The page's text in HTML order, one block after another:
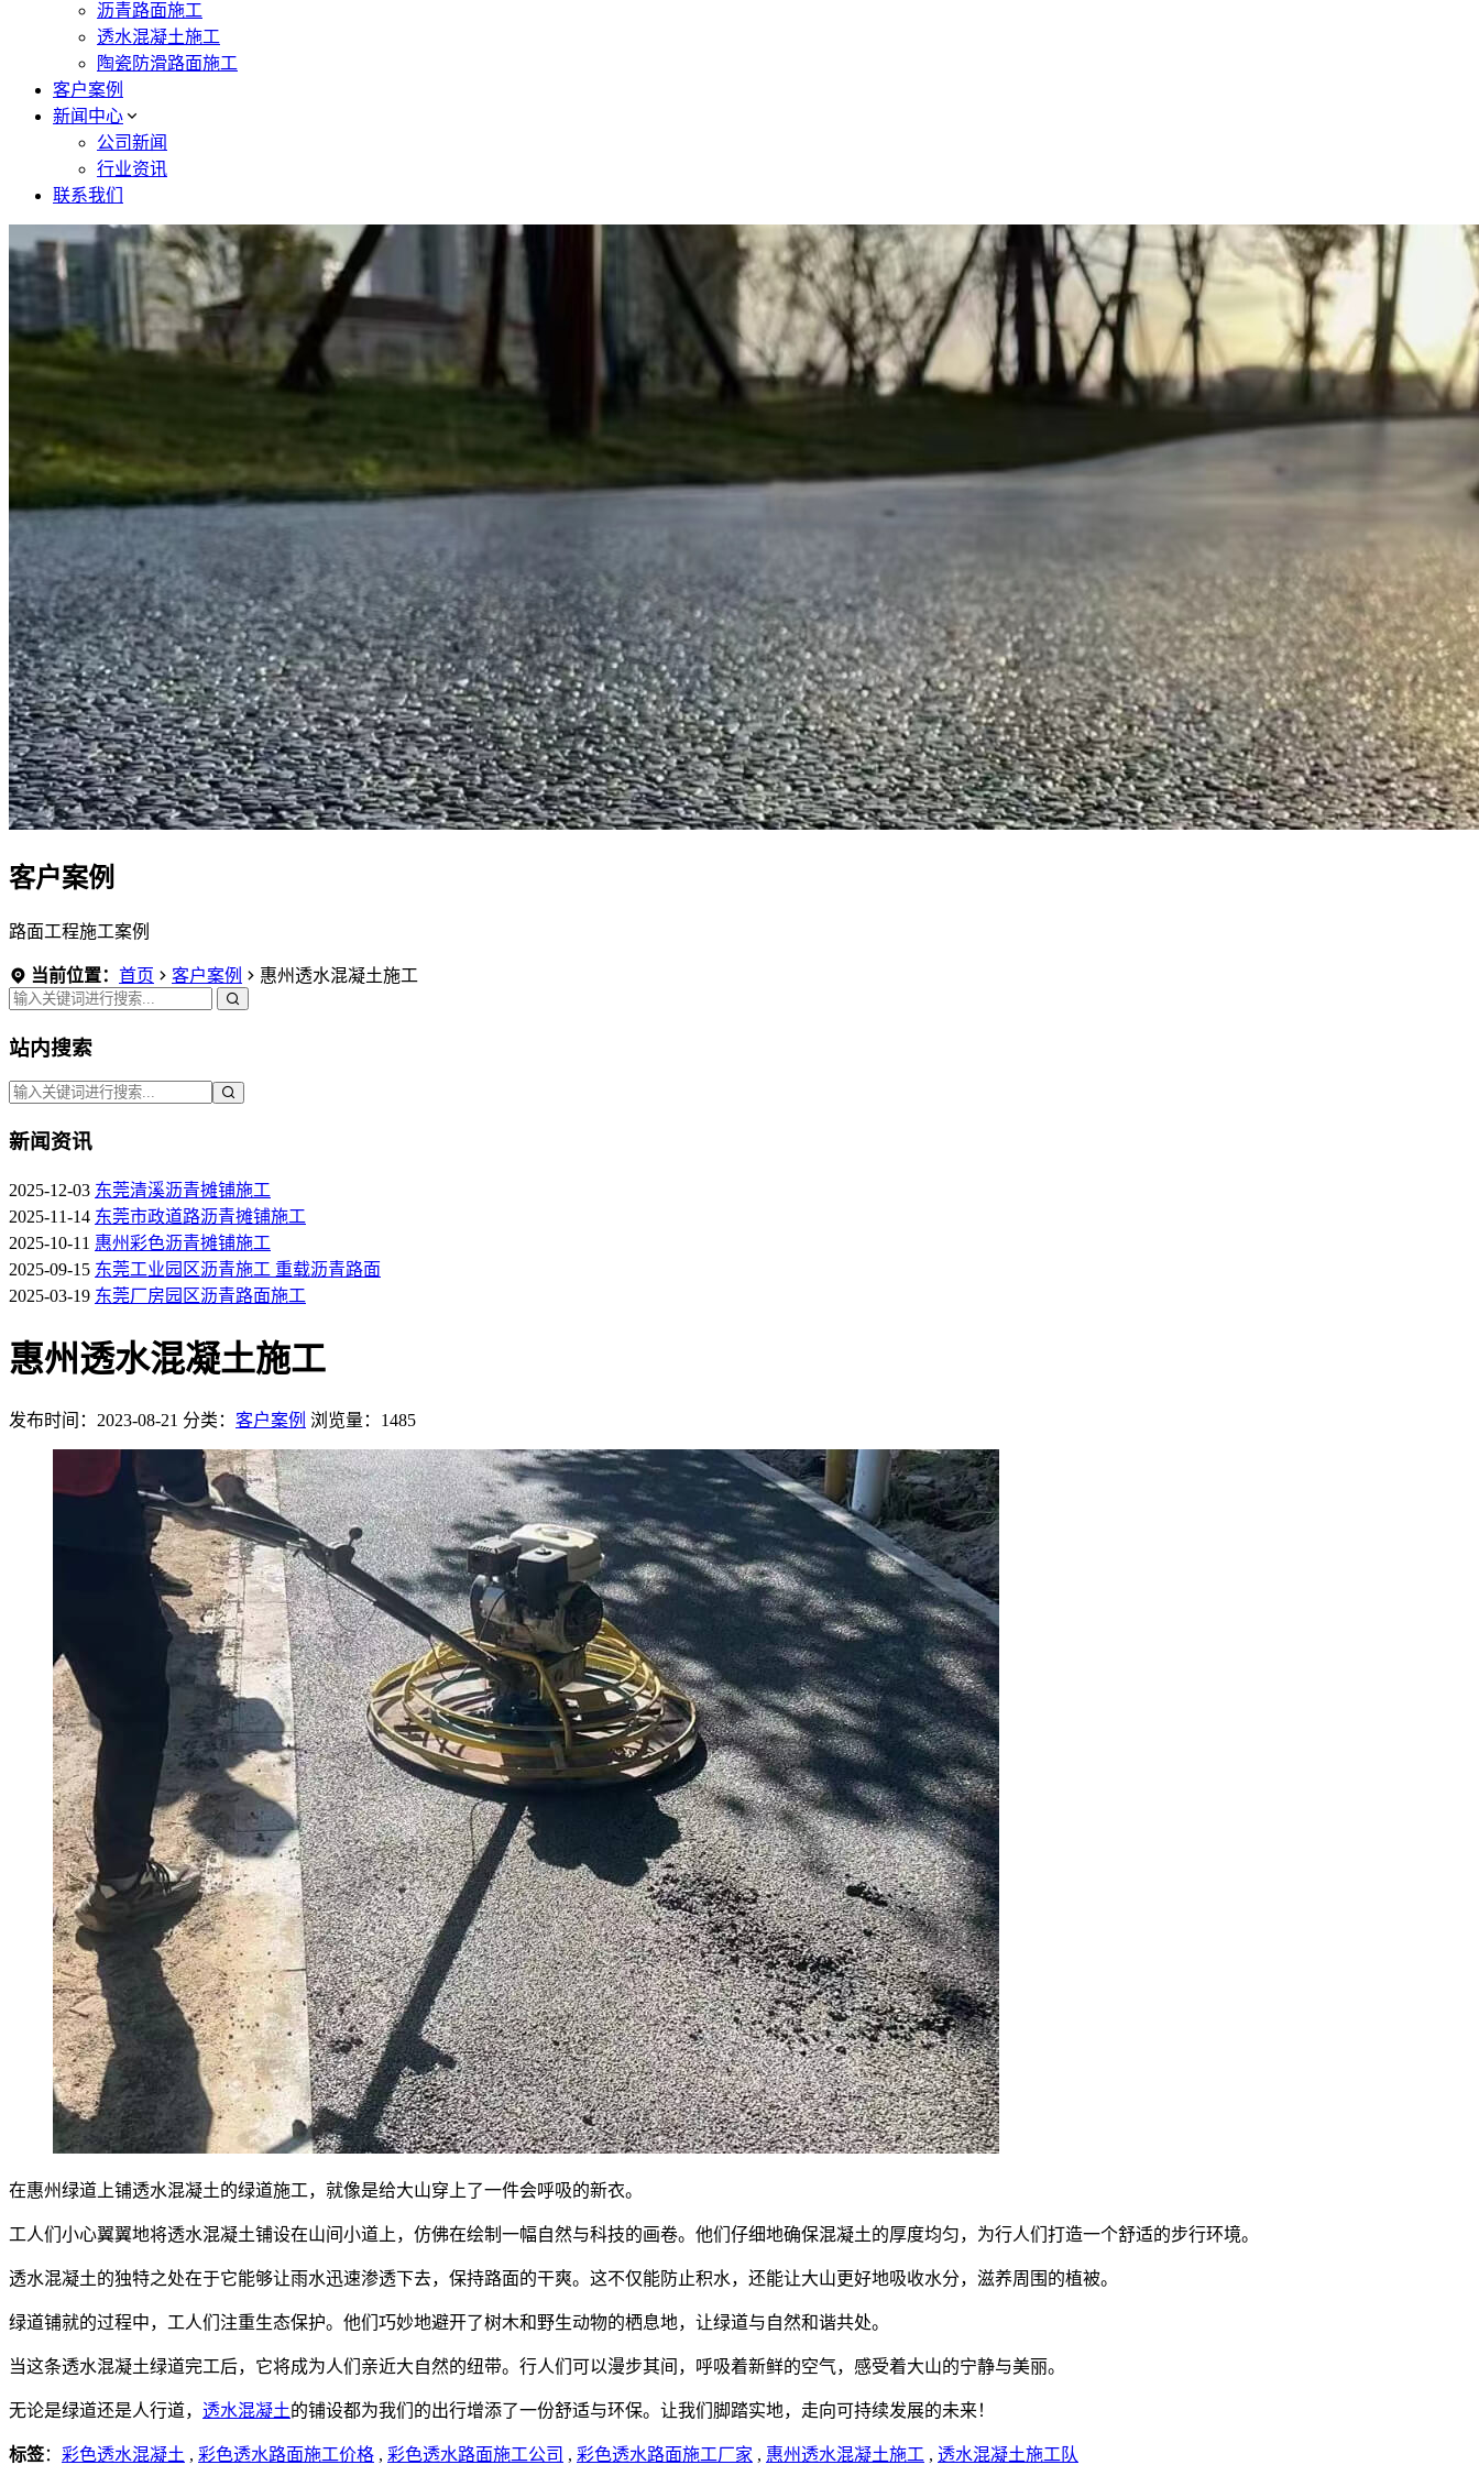
沥青路面施工
透水混凝土施工
陶瓷防滑路面施工
客户案例
新闻中心
公司新闻
行业资讯
联系我们
客户案例
路面工程施工案例
当前位置： 首页 客户案例 惠州透水混凝土施工
站内搜索
新闻资讯
2025-12-03 东莞清溪沥青摊铺施工
2025-11-14 东莞市政道路沥青摊铺施工
2025-10-11 惠州彩色沥青摊铺施工
2025-09-15 东莞工业园区沥青施工 重载沥青路面
2025-03-19 东莞厂房园区沥青路面施工
惠州透水混凝土施工
发布时间：2023-08-21 分类： 客户案例 浏览量：1485
在惠州绿道上铺透水混凝土的绿道施工，就像是给大山穿上了一件会呼吸的新衣。
工人们小心翼翼地将透水混凝土铺设在山间小道上，仿佛在绘制一幅自然与科技的画卷。他们仔细地确保混凝土的厚度均匀，为行人们打造一个舒适的步行环境。
透水混凝土的独特之处在于它能够让雨水迅速渗透下去，保持路面的干爽。这不仅能防止积水，还能让大山更好地吸收水分，滋养周围的植被。
绿道铺就的过程中，工人们注重生态保护。他们巧妙地避开了树木和野生动物的栖息地，让绿道与自然和谐共处。
当这条透水混凝土绿道完工后，它将成为人们亲近大自然的纽带。行人们可以漫步其间，呼吸着新鲜的空气，感受着大山的宁静与美丽。
无论是绿道还是人行道， 透水混凝土的铺设都为我们的出行增添了一份舒适与环保。让我们脚踏实地，走向可持续发展的未来！
标签： 彩色透水混凝土 , 彩色透水路面施工价格 , 彩色透水路面施工公司 , 彩色透水路面施工厂家 , 惠州透水混凝土施工 , 透水混凝土施工队